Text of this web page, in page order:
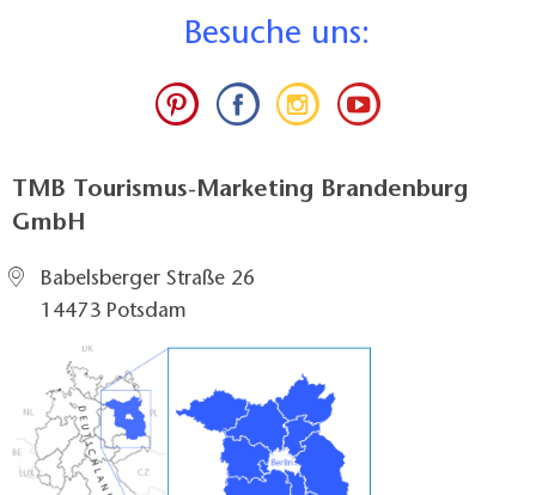
Besuche uns:
TMB Tourismus-Marketing Brandenburg
GmbH
Babelsberger Straße 26
14473 Potsdam